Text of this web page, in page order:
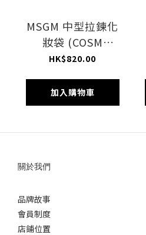
MSGM 中型拉鍊化
妝袋 (COSM
PINK/GREY)
HK$820.00
加入購物車
關於我們
品牌故事
會員制度
店鋪位置